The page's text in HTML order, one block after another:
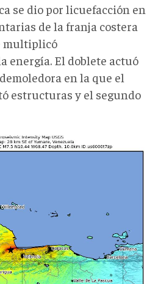
se dio por licuefacción en
de la franja costera
multiplicó
energía. El doblete actuó
en la que el
estructuras y el segundo